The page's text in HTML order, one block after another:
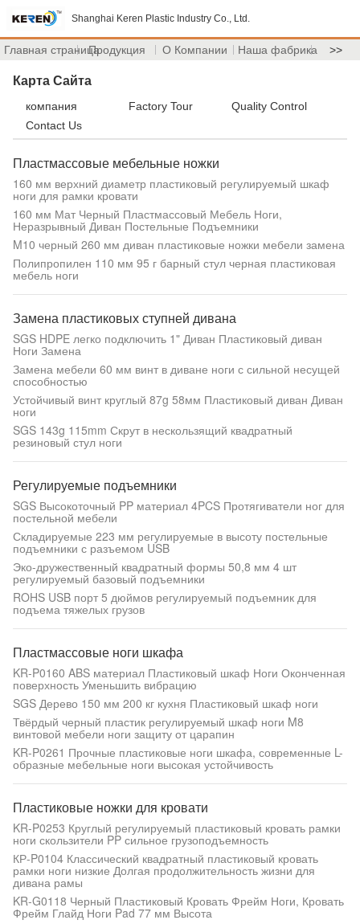
Shanghai Keren Plastic Industry Co., Ltd.
Главная страницаПродукция О Компании Наша фабрика >>
Карта Сайта
компания Factory Tour
Quality Control
Contact Us
Пластмассовые мебельные ножки
160 мм верхний диаметр пластиковый регулируемый шкаф
ноги для рамки кровати
160 мм Мат Черный Пластмассовый Мебель Ноги,
Неразрывный Диван Постельные Подъемники
M10 черный 260 мм диван пластиковые ножки мебели замена
Полипропилен 110 мм 95 г барный стул черная пластиковая
мебель ноги
Замена пластиковых ступней дивана
SGS HDPE легко подключить 1" Диван Пластиковый диван
Ноги Замена
Замена мебели 60 мм винт в диване ноги с сильной несущей
способностью
Устойчивый винт круглый 87g 58мм Пластиковый диван Диван
ноги
SGS 143g 115mm Скрут в нескользящий квадратный
резиновый стул ноги
Регулируемые подъемники
SGS Высокоточный PP материал 4PCS Протягиватели ног для
постельной мебели
Складируемые 223 мм регулируемые в высоту постельные
подъемники с разъемом USB
Эко-дружественный квадратный формы 50,8 мм 4 шт
регулируемый базовый подъемники
ROHS USB порт 5 дюймов регулируемый подъемник для
подъема тяжелых грузов
Пластмассовые ноги шкафа
KR-P0160 ABS материал Пластиковый шкаф Ноги Оконченная
поверхность Уменьшить вибрацию
SGS Дерево 150 мм 200 кг кухня Пластиковый шкаф ноги
Твёрдый черный пластик регулируемый шкаф ноги M8
винтовой мебели ноги защиту от царапин
KR-P0261 Прочные пластиковые ноги шкафа, современные L-
образные мебельные ноги высокая устойчивость
Пластиковые ножки для кровати
KR-P0253 Круглый регулируемый пластиковый кровать рамки
ноги скользители PP сильное грузоподъемность
КР-P0104 Классический квадратный пластиковый кровать
рамки ноги низкие Долгая продолжительность жизни для
дивана рамы
KR-G0118 Черный Пластиковый Кровать Фрейм Ноги, Кровать
Фрейм Глайд Ноги Pad 77 мм Высота